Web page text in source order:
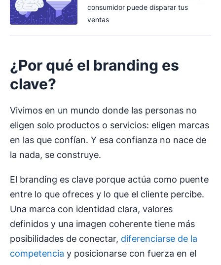
consumidor puede disparar tus
ventas
¿Por qué el branding es
clave?
Vivimos en un mundo donde las personas no
eligen solo productos o servicios: eligen marcas
en las que confían. Y esa confianza no nace de
la nada, se construye.
El branding es clave porque actúa como puente
entre lo que ofreces y lo que el cliente percibe.
Una marca con identidad clara, valores
definidos y una imagen coherente tiene más
posibilidades de conectar, diferenciarse de la
competencia y posicionarse con fuerza en el